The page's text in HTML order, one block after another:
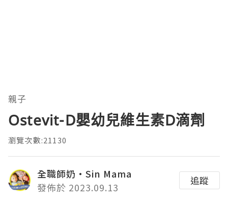
親子
Ostevit-D嬰幼兒維生素D滴劑
瀏覽次數:21130
全職師奶‧Sin Mama
發佈於 2023.09.13
追蹤